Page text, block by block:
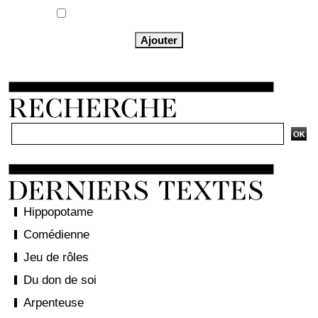
Hippopotame
Comédienne
Jeu de rôles
Du don de soi
Arpenteuse